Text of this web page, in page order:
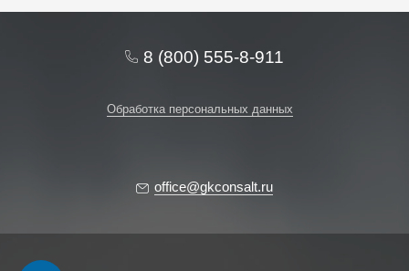
8 (800) 555-8-911
Обработка персональных данных
office@gkconsalt.ru